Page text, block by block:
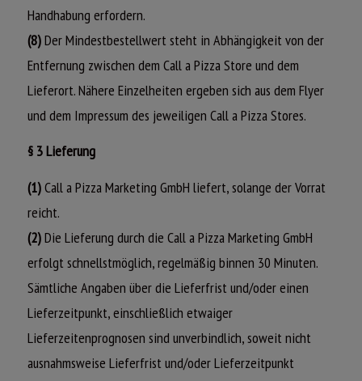
Handhabung erfordern.
(8)Der Mindestbestellwert steht in Abhängigkeit von der
Entfernung zwischen dem Call a Pizza Store und dem
Lieferort. Nähere Einzelheiten ergeben sich aus dem Flyer
und dem Impressum des jeweiligen Call a Pizza Stores.
§ 3 Lieferung
(1)Call a Pizza Marketing GmbH liefert, solange der Vorrat
reicht.
(2)Die Lieferung durch die Call a Pizza Marketing GmbH
erfolgt schnellstmöglich, regelmäßig binnen 30 Minuten.
Sämtliche Angaben über die Lieferfrist und/oder einen
Lieferzeitpunkt, einschließlich etwaiger
Lieferzeitenprognosen sind unverbindlich, soweit nicht
ausnahmsweise Lieferfrist und/oder Lieferzeitpunkt